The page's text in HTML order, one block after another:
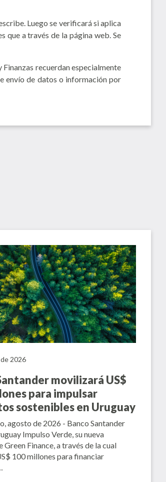
Luego se verificará si aplica
que a través de la página web. Se
recuerdan especialmente
envío de datos o información por
2026
movilizará US$
para impulsar
sostenibles en Uruguay
agosto de 2026 - Banco Santander
Impulso Verde, su nueva
Green Finance, a través de la cual
100 millones para financiar